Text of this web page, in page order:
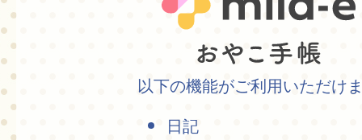
以下の機能がご利用いただけ
日記